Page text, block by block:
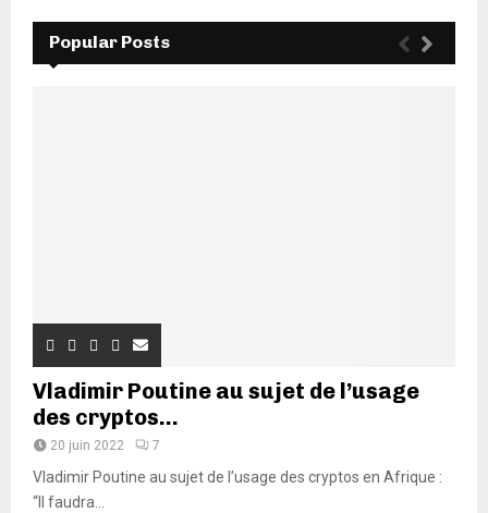
Popular Posts
Vladimir Poutine au sujet de l’usage
des cryptos...
20 juin 2022 7
Vladimir Poutine au sujet de l’usage des cryptos en Afrique :
“Il faudra...